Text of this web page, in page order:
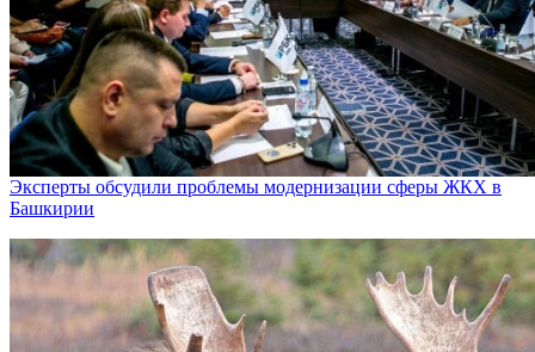
Эксперты обсудили проблемы модернизации сферы ЖКХ в
Башкирии